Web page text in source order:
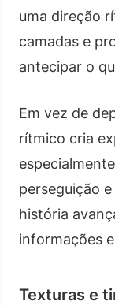
uma direção
camadas e
antecipar o
Em vez de
rítmico cria
perseguição
história
informações
Texturas e